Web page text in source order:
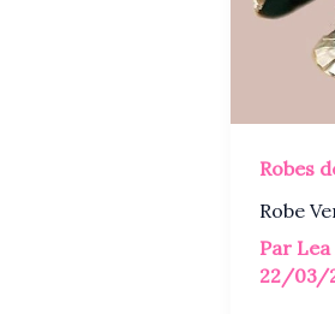
Robes
Robe
Par
22/03/